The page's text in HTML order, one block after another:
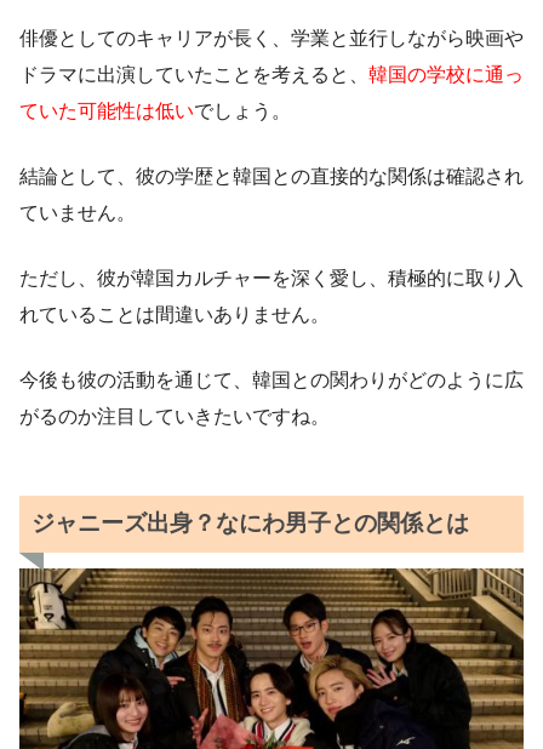
俳優としてのキャリアが長く、学業と並行しながら映画や
ドラマに出演していたことを考えると、 韓国の学校に通っ
ていた可能性は低いでしょう。
結論として、彼の学歴と韓国との直接的な関係は確認され
ていません。
ただし、彼が韓国カルチャーを深く愛し、積極的に取り入
れていることは間違いありません。
今後も彼の活動を通じて、韓国との関わりがどのように広
がるのか注目していきたいですね。
ジャニーズ出身？なにわ男子との関係とは